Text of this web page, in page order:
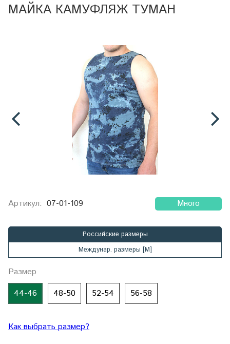
МАЙКА КАМУФЛЯЖ ТУМАН
Артикул: 07-01-109 Много
Российские размеры
Междунар. размеры [М]
Размер
44-46
48-50 52-54 56-58
Как выбрать размер?